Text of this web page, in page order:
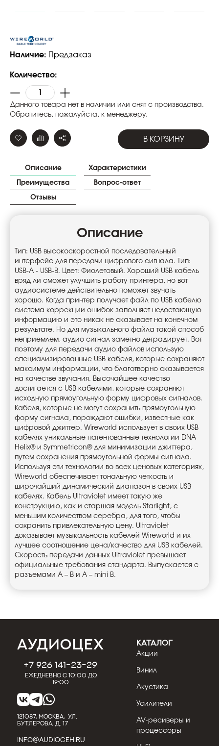
Наличие: Предзаказ
Количество:
Данного товара нет в наличии или снят с производства.
Обратитесь, пожалуйста, к менеджеру.
В КОРЗИНУ
Описание Характеристики
Преимущества Вопрос-ответ
Отзывы
Описание
Тип: USB высокоскоростной последовательный
интерфейс для передачи цифрового сигнала. Тип:
USB-A - USB-B. Цвет: Фиолетовый. Хороший USB кабель
вряд ли сможет улучшить работу принтера, но вот
аудиосистеме действительно поможет звучать
хорошо. Когда принтер получает файл по USB кабелю
система коррекции ошибок заполняет недостающую
информацию и это никак не сказывает на конечном
результате. Но для музыкального файла такой способ
неприемлем, аудио сигнал заметно деградирует. Вот
поэтому для передачи аудио файлов использую
специализированные USB кабеля, которые сохраняют
максимум информации, что благотворно сказывается
на качестве звучания. Высочайшее качество
достигается с USB кабелями, которые сохраняют
исходную прямоугольную форму цифровых сигналов.
Кабеля, которые не могут сохранить прямоугольную
форму сигнала, порождают ошибки, известные как
цифровой джиттер. Wireworld использует в своих USB
кабелях уникальные патентованные технологии DNA
Helix® и Symmetricon® для минимизации джиттера,
путем сохранения прямоугольной формы сигнала.
Используя эти технологии во всех ценовых категориях,
Wireworld обеспечивает тональную четкость и
широчайший динамический диапазон в своих USB
кабелях. Кабель Ultraviolet имеет такую же
конструкцию, как и старшая модель Starlight, с
меньшим количеством серебра, для того, чтобы
сохранить привлекательную цену. Ultraviolet
доказывает музыкальность кабелей Wireworld и их
лучшее соотношение цена/качество для USB кабелей.
Скорость передачи данных Ultraviolet превышает
официальные требования стандарта. Выпускается с
разъемами А – В и А – mini В.
+7 926 141-23-29
Ежедневно с 10:00 до
19:00
121087, МОСКВА, УЛ.
БУТЛЕРОВА, Д. 17
INFO@AUDIOCEH.RU
КАТАЛОГ
Акции
Винил
Акустика
Усилители
AV-ресиверы и
процессоры